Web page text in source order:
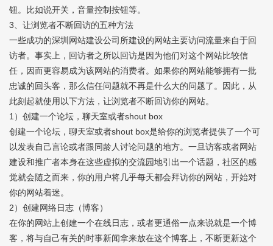
钮。比如说开关，音量控制按钮等。
3、让浏览者不断回访的五种方法
一些成功的深圳网站建设公司 所建设的网站主要访问流量来自于回
访者。事实上，回访者之所以回访是因为他们对这个网站比较信
任，因而更容易成为该网站的消费者。如果你的网站能够拥有一批
忠诚的回头客，那么信任问题就不再是什么大的问题了。因此，从
此刻起就使用以下方法，让浏览者不断回访你的网站。
1）创建一个论坛，聊天室或者shout box
创建一个论坛，聊天室或者shout box是给你的浏览者提供了一个可
以发表自己言论或者跟同龄人讨论问题的地方。一旦访客或者网站
建设和推广者本身在这些虚拟的交流园地引出一个话题，社区的感
觉就会随之而来，你的用户将几乎每天都会拜访你的网站，开始对
你的网站着迷。
2）创建网络日志（博客）
在你的网站上创建一个在线日志，或者更通俗一点来说就是一个博
客，将与自己有关的时事新闻拿来放在这个博客上，不断更新这个